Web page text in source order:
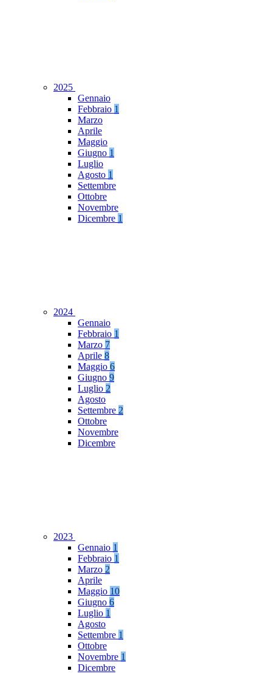
2025
Gennaio
Febbraio 1
Marzo
Aprile
Maggio
Giugno 1
Luglio
Agosto 1
Settembre
Ottobre
Novembre
Dicembre 1
2024
Gennaio
Febbraio 1
Marzo 7
Aprile 8
Maggio 6
Giugno 9
Luglio 2
Agosto
Settembre 2
Ottobre
Novembre
Dicembre
2023
Gennaio 1
Febbraio 1
Marzo 2
Aprile
Maggio 10
Giugno 6
Luglio 1
Agosto
Settembre 1
Ottobre
Novembre 1
Dicembre